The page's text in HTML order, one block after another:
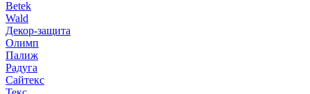
Betek
Wald
Декор-защита
Олимп
Палиж
Радуга
Сайтекс